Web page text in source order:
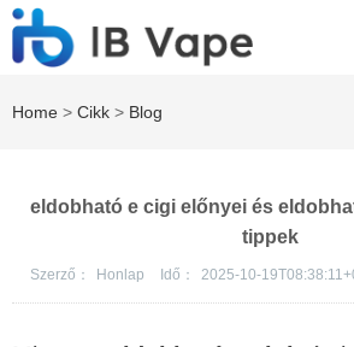
Home > Cikk > Blog
eldobható e cigi előnyei és
tippek
Szerző： Honlap Idő： 2025-10-